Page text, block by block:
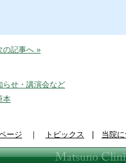
の記事へ »
らせ・講演会など
本
ージ ｜ トピックス 当院